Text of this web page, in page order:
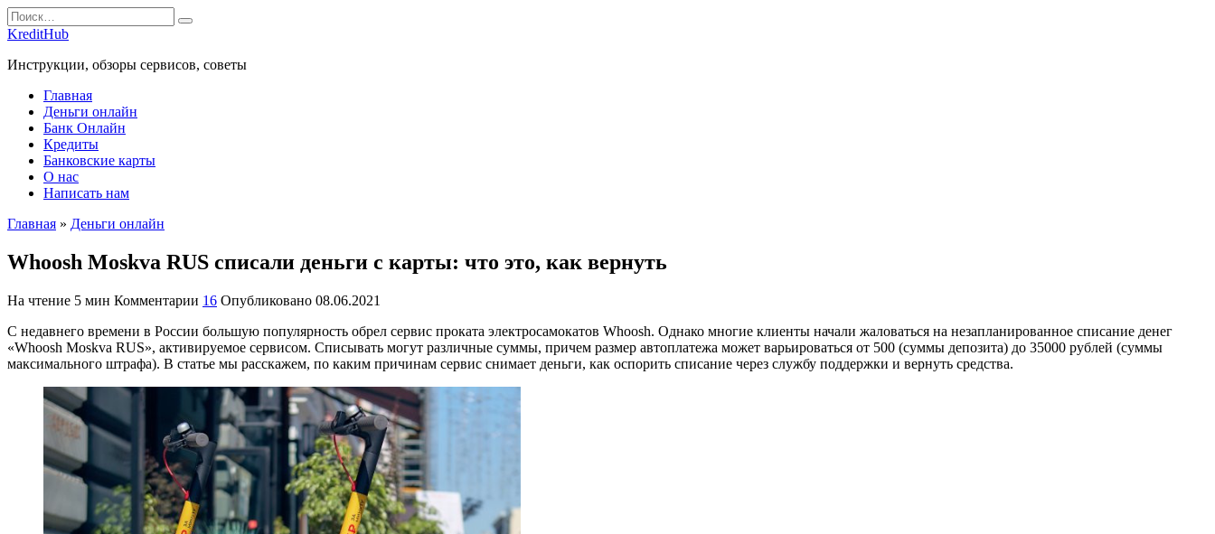
Перейти
к
Search
for:
KreditHub
Инструкции, обзоры сервисов, советы
Главная
Деньги онлайн
Банк Онлайн
Кредиты
Банковские карты
О нас
Написать нам
Главная » Деньги онлайн
Whoosh Moskva RUS списали деньги с карты: что это, как вернуть
На чтение 5 мин Комментарии 16 Опубликовано 08.06.2021
С недавнего времени в России большую популярность обрел сервис проката электросамокатов Whoosh. Однако многие клиенты начали жаловаться на незапланированное списание денег
«Whoosh Moskva RUS», активируемое сервисом. Списывать могут различные суммы, причем размер автоплатежа может варьироваться от 500 (суммы депозита) до 35000 рублей (суммы
максимального штрафа). В статье мы расскажем, по каким причинам сервис снимает деньги, как оспорить списание через службу поддержки и вернуть средства.